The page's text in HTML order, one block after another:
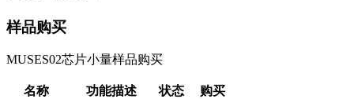
样品购买
MUSES02芯片小量样品购买
名称 功能描述 状态
购买